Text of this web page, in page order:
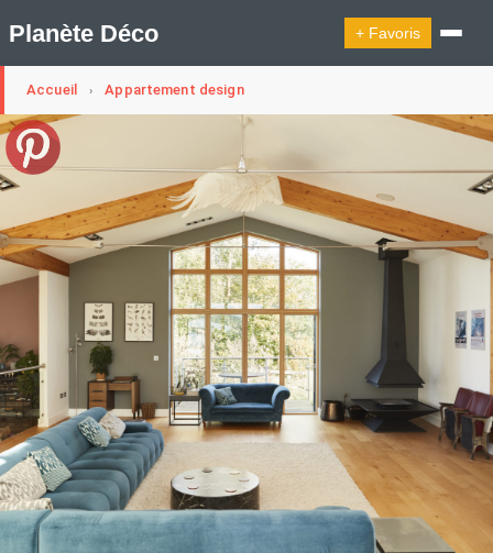
Planète Déco + Favoris
🛍︎ Shop Planète Déco ℹ︎ À propos
Appartement Design Cabanes
Decoration Noël
Design Suédois En Quelques Photos
Idées Déco En 10 Photos
La Semaine Décoration Et Design
Maison En Ville
Méli-Mélo Suédois
Publi Reportage
Tendance
Interieurs Scandinaves
La Décoration Selon Votre Signe Astrologique
Les Trouvailles Déco Du Jour
Loft
Maison Appartement Écologique
Maison Container/container House
Maison D'hôtes
Maison Et Appartement Vintage
On Décode La Déco
Petite Surface
Piscine Question De Style
Renovation
Revue De Week End
Accueil › Appartement design